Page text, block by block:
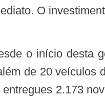
O
de 20
2.173